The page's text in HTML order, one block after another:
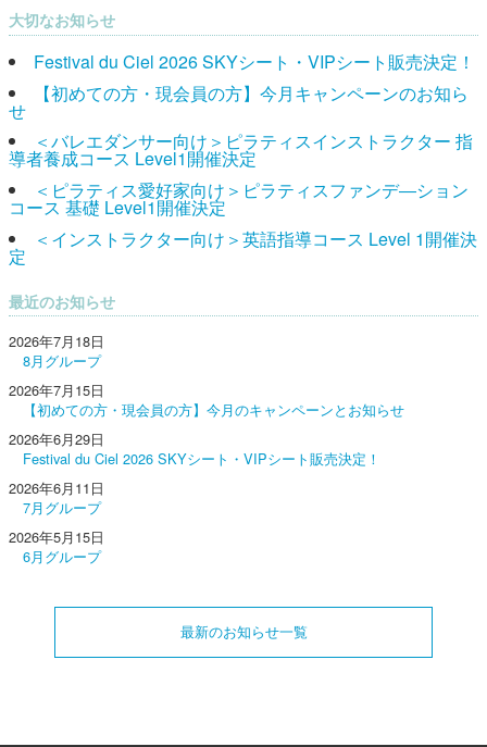
大切なお知らせ
Festival du Ciel 2026 SKYシート・VIPシート販売決定！
【初めての方・現会員の方】今月キャンペーンのお知ら
せ
＜バレエダンサー向け＞ピラティスインストラクター 指
導者養成コース Level1開催決定
＜ピラティス愛好家向け＞ピラティスファンデ―ション
コース 基礎 Level1開催決定
＜インストラクター向け＞英語指導コース Level 1開催決
定
最近のお知らせ
2026年7月18日
8月グループ
2026年7月15日
【初めての方・現会員の方】今月のキャンペーンとお知らせ
2026年6月29日
Festival du Ciel 2026 SKYシート・VIPシート販売決定！
2026年6月11日
7月グループ
2026年5月15日
6月グループ
最新のお知らせ一覧